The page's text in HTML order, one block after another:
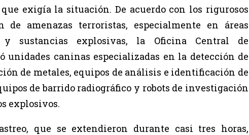
exigía la situación. De acuerdo con los rigurosos
amenazas terroristas, especialmente en áreas
y sustancias explosivas, la Oficina Central de
unidades caninas especializadas en la detección de
de metales, equipos de análisis e identificación de
de barrido radiográfico y robots de investigación
explosivos.
que se extendieron durante casi tres horas,